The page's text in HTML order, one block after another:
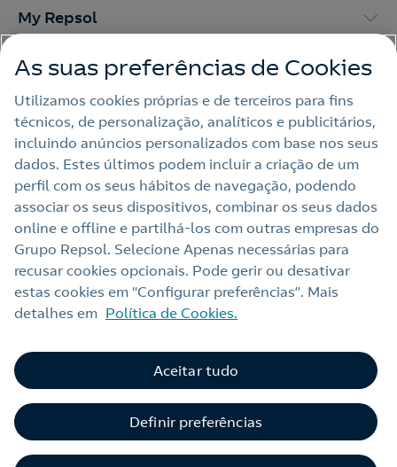
My Repsol
Outras Energias
Links Úteis
Nota legal
Política de privacidade
Política de cookies
Termos e Condições My Repsol
Alerta por fraude
Livro de Reclamações Online
Canal de Ética e Conformidade
As suas preferências de Cookies
Utilizamos cookies próprias e de terceiros para fins
técnicos, de personalização, analíticos e publicitários,
incluindo anúncios personalizados com base nos seus
dados. Estes últimos podem incluir a criação de um
perfil com os seus hábitos de navegação, podendo
associar os seus dispositivos, combinar os seus dados
online e offline e partilhá‑los com outras empresas do
Grupo Repsol. Selecione Apenas necessárias para
recusar cookies opcionais. Pode gerir ou desativar
estas cookies em “Configurar preferências”. Mais
detalhes em Política de Cookies.
Definir preferências
Aceitar tudo